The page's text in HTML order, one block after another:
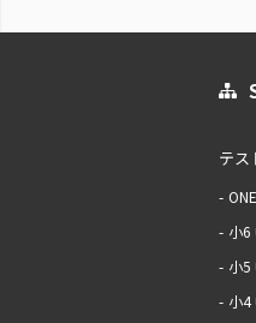
テス
小6
小5
小4